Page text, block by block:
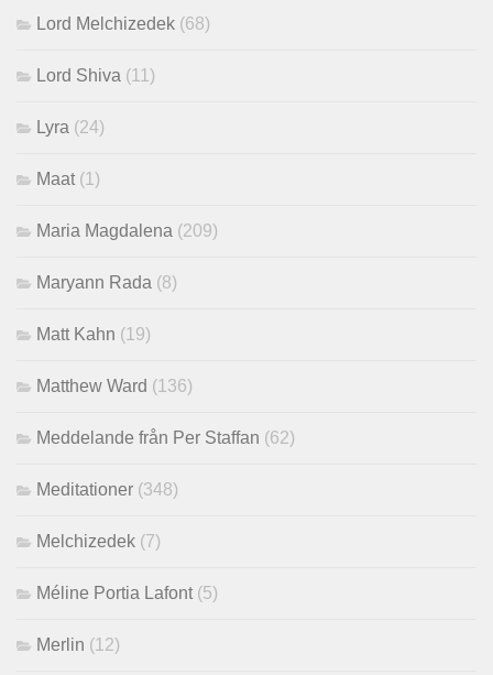
Lord Melchizedek (68)
Lord Shiva (11)
Lyra (24)
Maat (1)
Maria Magdalena (209)
Maryann Rada (8)
Matt Kahn (19)
Matthew Ward (136)
Meddelande från Per Staffan (62)
Meditationer (348)
Melchizedek (7)
Méline Portia Lafont (5)
Merlin (12)